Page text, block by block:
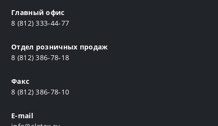
Главный офис
8 (812) 333-44-77
Отдел розничных продаж
8 (812) 386-78-18
Факс
8 (812) 386-78-10
E-mail